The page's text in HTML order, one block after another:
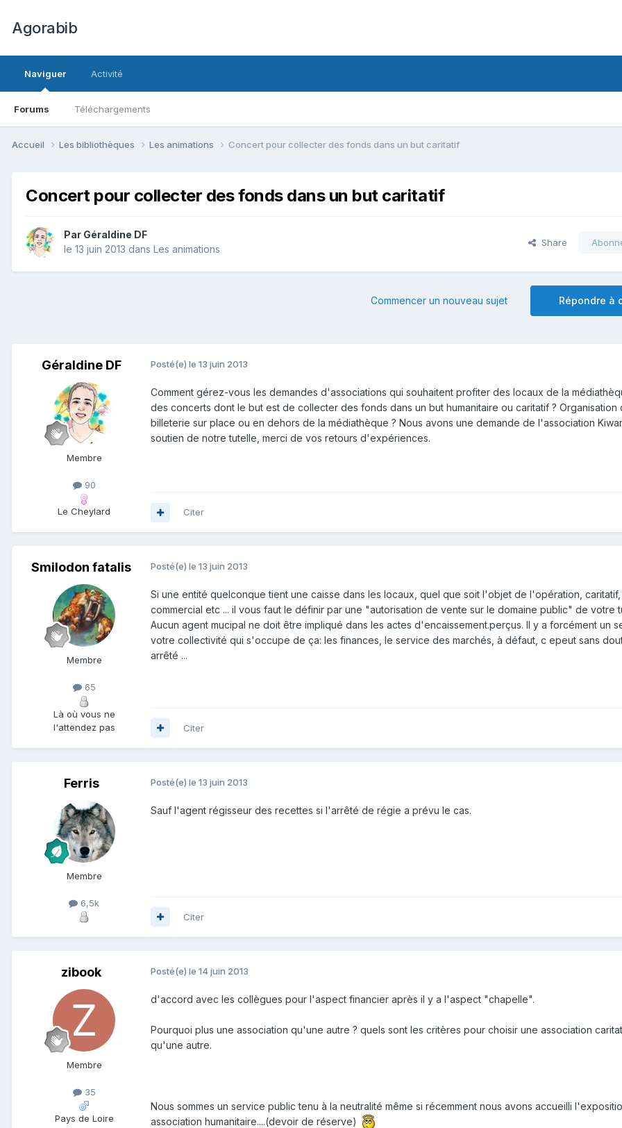
Agorabib
Naviguer
Forums Téléchargements
Activité
Accueil Les bibliothèques Les animations Concert pour collecter des fonds dans un but caritatif
Concert pour collecter des fonds dans un but caritatif
Par Géraldine DF
le 13 juin 2013 dans Les animations
Share
Répondre à
Commencer un nouveau sujet
Géraldine DF
Membre
90
Le Cheylard
Posté(e) le 13 juin 2013
Comment gérez-vous les demandes d'associations qui souhaitent profiter des locaux de la
des concerts dont le but est de collecter des fonds dans un but humanitaire ou caritatif ? Organisation
billeterie sur place ou en dehors de la médiathèque ? Nous avons une demande de l'association
soutien de notre tutelle, merci de vos retours d'expériences.
Citer
Smilodon fatalis
Membre
65
Là où vous ne
l'attendez pas
Posté(e) le 13 juin 2013
Si une entité quelconque tient une caisse dans les locaux, quel que soit l'objet de l'opération, caritatif,
commercial etc ... il vous faut le définir par une "autorisation de vente sur le domaine public" de votre
Aucun agent mucipal ne doit être impliqué dans les actes d'encaissement.perçus. Il y a forcément un
votre collectivité qui s'occupe de ça: les finances, le service des marchés, à défaut, c epeut sans
arrêté ...
Citer
Ferris
Membre
6,5k
Posté(e) le 13 juin 2013
Sauf l'agent régisseur des recettes si l'arrêté de régie a prévu le cas.
Citer
zibook
Membre
35
Pays de Loire
Posté(e) le 14 juin 2013
d'accord avec les collègues pour l'aspect financier après il y a l'aspect "chapelle".
Pourquoi plus une association qu'une autre ? quels sont les critères pour choisir une association
qu'une autre.
Nous sommes un service public tenu à la neutralité même si récemment nous avons accueilli
association humanitaire....(devoir de réserve)